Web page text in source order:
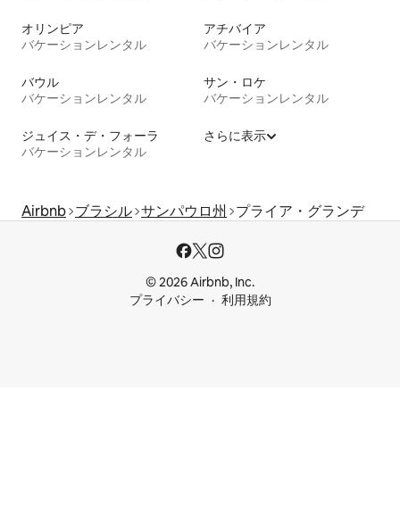
オリンピア
バケーションレンタル
アチバイア
バケーションレンタル
バウル
バケーションレンタル
サン・ロケ
バケーションレンタル
ジュイス・デ・フォーラ
バケーションレンタル
さらに表示
Airbnb ブラシル サンパウロ州 プライア・グランデ
© 2026 Airbnb, Inc.
プライバシー
利用規約